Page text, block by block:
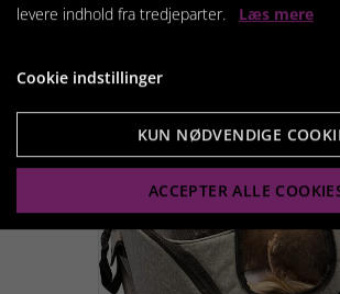
Vis produkt
levere indhold fra tredjeparter. Læs mere
Cookie indstillinger
KUN NØDVENDIGE
ACCEPTER ALLE